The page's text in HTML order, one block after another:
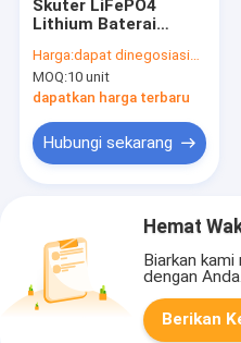
Skuter LiFePO4
Lithium Baterai
Harga:dapat dinegosiasikan
MOQ:10 unit
dapatkan harga terbaru
Hubungi sekarang
Hemat
Biarkan
dengan Anda.
Berikan